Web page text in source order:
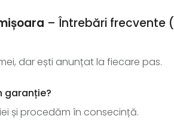
– Întrebări frecvente
dar ești anunțat la fiecare pas.
garanție?
și procedăm în consecință.